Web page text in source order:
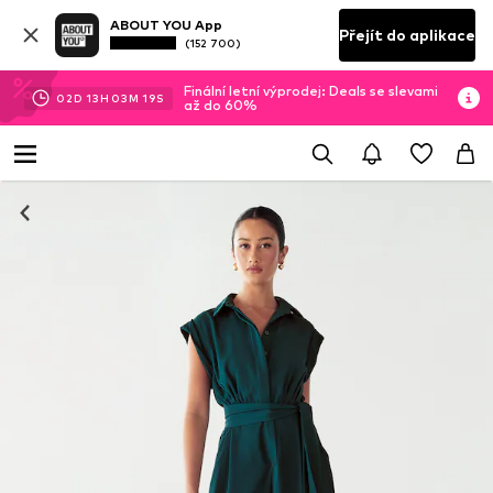
ABOUT YOU App
(152 700) Přejít do aplikace
02D 13H 03M 18S
Finální letní výprodej: Deals se slevami
až do 60%